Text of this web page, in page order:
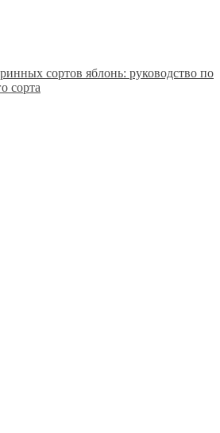
сортов яблонь: руководство по
сорта